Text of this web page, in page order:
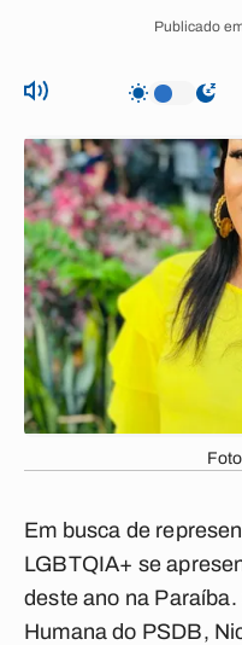
Publicado
Em busca de
LGBTQIA+ se
deste ano na
Humana do PSDB,